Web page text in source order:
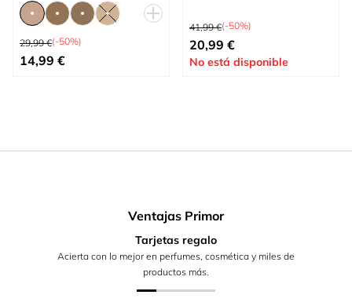
Precio habitual
29,99 €(-50%)
Tan bajo como
14,99 €
Precio habitual
41,99 €(-50%)
Tan bajo como
20,99 €
No está disponible
Ventajas Primor
Tarjetas regalo
Acierta con lo mejor en perfumes, cosmética y miles de
productos más.